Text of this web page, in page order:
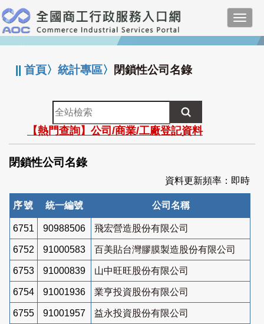
跳
到
主
要
:::
||首頁〉統計專區〉 閉鎖性公司名錄
全
站
檢
索
【熱門查詢】公司/商業/工廠登記資料
閉鎖性公司名錄
資料更新頻率：即時
序號 統一編號 公司名稱
6751 90988506 飛宏營造股份有限公司
6752 91000583 百美貼台灣膠膜製造股份有限公司
6753 91000839 山中旺旺股份有限公司
6754 91001936 業亨投資股份有限公司
6755 91001957 益永投資股份有限公司